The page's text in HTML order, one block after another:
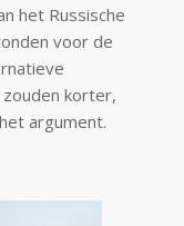
het Russische
voor de
korter,
argument.